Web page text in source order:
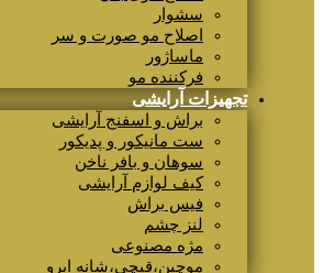
سشوار
اصلاح مو صورت و سر
ماساژور
فرکننده مو
تجهیزات آرایشی
براش و اسفنج آرایشی
ست مانیکور و پدیکور
سوهان و بافر ناخن
کیف لوازم آرایشی
فیس براش
لنز چشم
مژه مصنوعی
موچین،قیچی،شانه ابرو